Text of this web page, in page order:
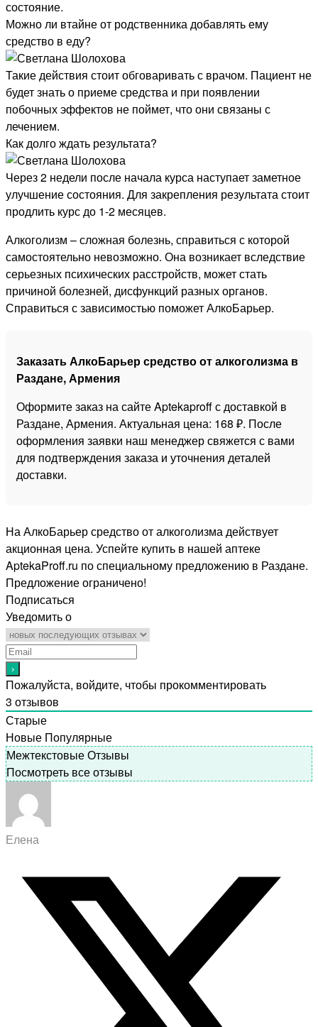
состояние.
Можно ли втайне от родственника добавлять ему
средство в еду?
Такие действия стоит обговаривать с врачом. Пациент не
будет знать о приеме средства и при появлении
побочных эффектов не поймет, что они связаны с
лечением.
Как долго ждать результата?
Через 2 недели после начала курса наступает заметное
улучшение состояния. Для закрепления результата стоит
продлить курс до 1-2 месяцев.
Алкоголизм – сложная болезнь, справиться с которой
самостоятельно невозможно. Она возникает вследствие
серьезных психических расстройств, может стать
причиной болезней, дисфункций разных органов.
Справиться с зависимостью поможет АлкоБарьер.
Заказать АлкоБарьер средство от алкоголизма в
Раздане, Армения
Оформите заказ на сайте Aptekaproff с доставкой в
Раздане, Армения. Актуальная цена: 168 ₽. После
оформления заявки наш менеджер свяжется с вами
для подтверждения заказа и уточнения деталей
доставки.
На АлкоБарьер средство от алкоголизма действует
акционная цена. Успейте купить в нашей аптеке
AptekaProff.ru по специальному предложению в Раздане.
Предложение ограничено!
Подписаться
Уведомить о
Пожалуйста, войдите, чтобы прокомментировать
3 отзывов
Старые
Новые Популярные
Межтекстовые Отзывы
Посмотреть все отзывы
Елена